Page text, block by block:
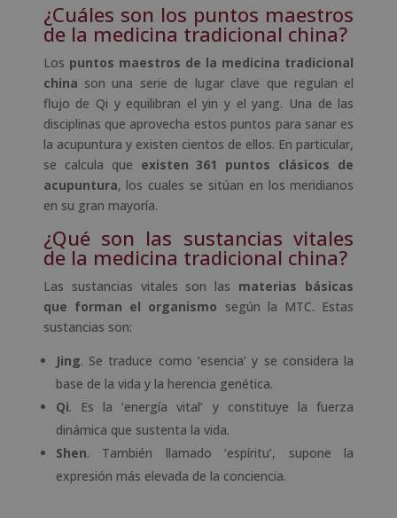
¿Cuáles son los puntos maestros
de la medicina tradicional china?
Los puntos maestros de la medicina tradicional
china son una serie de lugar clave que regulan el
flujo de Qi y equilibran el yin y el yang. Una de las
disciplinas que aprovecha estos puntos para sanar es
la acupuntura y existen cientos de ellos. En particular,
se calcula que existen 361 puntos clásicos de
acupuntura, los cuales se sitúan en los meridianos
en su gran mayoría.
¿Qué son las sustancias vitales
de la medicina tradicional china?
Las sustancias vitales son las materias básicas
que forman el organismo según la MTC. Estas
sustancias son:
Jing. Se traduce como ‘esencia’ y se considera la
base de la vida y la herencia genética.
Qi. Es la ‘energía vital’ y constituye la fuerza
dinámica que sustenta la vida.
Shen. También llamado ‘espíritu’, supone la
expresión más elevada de la conciencia.